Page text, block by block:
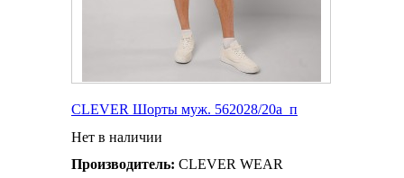
CLEVER Шорты муж. 562028/20а_п
Нет в наличии
Производитель: CLEVER WEAR